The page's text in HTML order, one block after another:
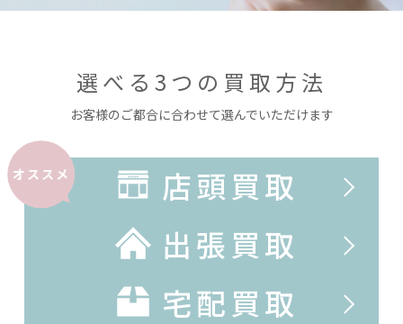
選べる3つの買取方法
お客様のご都合に合わせて選んでいただけます
オススメ
店頭買取
出張買取
宅配買取